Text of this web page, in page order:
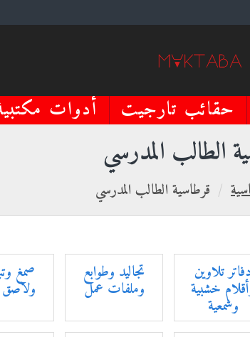
حقائب تارجيت أدوات
قرطاسية الطالب المدرسي
الطالب المدرسي
دفاتر تلاوين
خشبية
وشمعية
تجاليد وطوابع
وملفات عمل
صمغ